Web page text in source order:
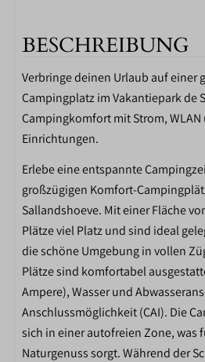
Restaurant
Fietsverhuur
Binnenzwembad
Midgetgolf
Tafeltennistafel
Buitenspeeltuin
Binnenspeeltuin
Interactieve voetbalmuur
Spellenplein
Speelvijver
Skelterverhuur
Receptie
BESCHREIBUNG
Verbringe deinen Urlaub auf einer
Campingplatz im Vakantiepark de
Campingkomfort mit Strom,
Einrichtungen.
Erlebe eine entspannte
großzügigen Komfort-
Sallandshoeve. Mit einer Fläche
Plätze viel Platz und sind ideal
die schöne Umgebung in vollen
Plätze sind komfortabel
Ampere), Wasser und
Anschlussmöglichkeit (CAI). Die
sich in einer autofreien Zone, was
Naturgenuss sorgt. Während der